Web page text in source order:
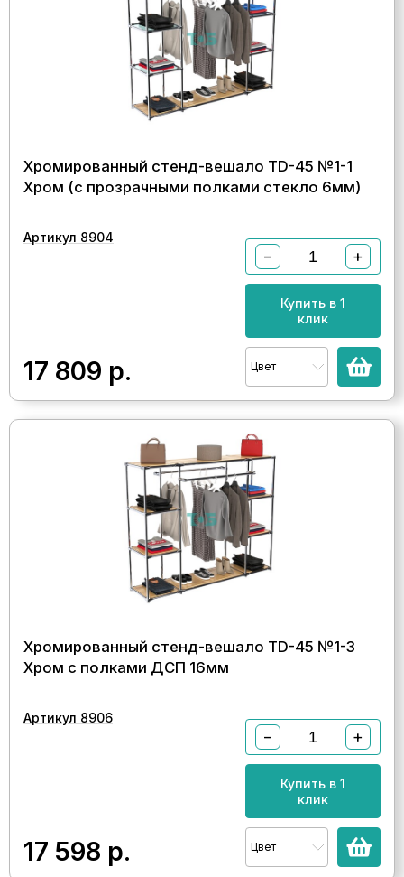
Хромированный стенд-вешало TD-45 №1-1
Хром (с прозрачными полками стекло 6мм)
Артикул 8904
17 809 р.
− +
Купить в 1
клик
Цвет
Хромированный стенд-вешало TD-45 №1-3
Хром с полками ДСП 16мм
Артикул 8906
17 598 р.
− +
Купить в 1
клик
Цвет